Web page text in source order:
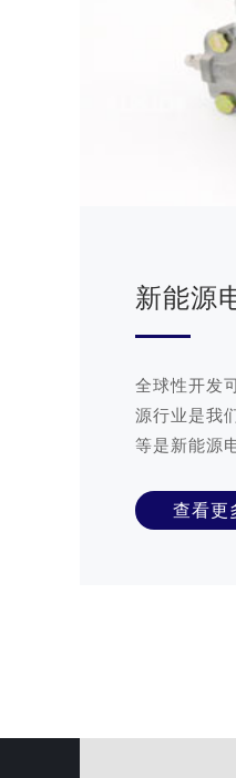
新能源
全球性开发
源行业是我
等是新能源
查看更